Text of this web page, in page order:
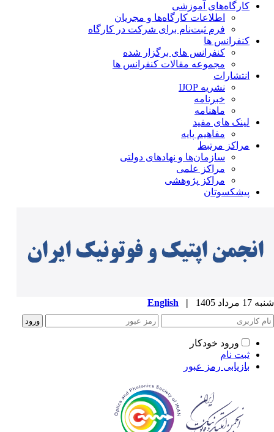
کارگاه‌های آموزشی
اطلاعات کارگاه‌ها و مجریان
فرم ثبت‌نام برای شرکت در کارگاه
کنفرانس ها
کنفرانس های برگزار شده
مجموعه مقالات کنفرانس ها
انتشارات
نشریه IJOP
خبرنامه
ماهنامه
لینک های مفید
مفاهیم پایه
مراکز مرتبط
سازمان‌ها و نهادهای دولتی
مراکز علمی
مراکز پژوهشی
پیشکسوتان
مرداد 1405 |
English
ورود خودکار
ثبت نام
بازیابی رمز عبور